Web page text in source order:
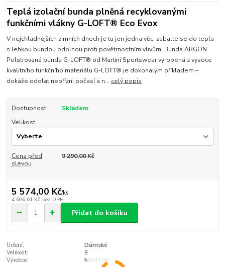
Teplá izolační bunda plněná recyklovanými
funkčními vlákny G-LOFT® Eco Evox
V nejchladnějších zimních dnech je tu jen jedna věc: zabalte se do tepla
s lehkou bundou odolnou proti povětrnostním vlivům. Bunda ARGON
Polstrovaná bunda G-LOFT® od Martini Sportswear vyrobená z vysoce
kvalitního funkčního materiálu G-LOFT® je dokonalým příkladem –
dokáže odolat nepřízni počasí a n... celý popis
Dostupnost
Skladem
Velikost
Cena před
slevou
9 290,00 Kč
5 574,00 Kč/ks
4 606,61 Kč bez DPH
Přidat do košíku
Určení:
Dámské
Velikost:
S
Výrobce:
MARTINI